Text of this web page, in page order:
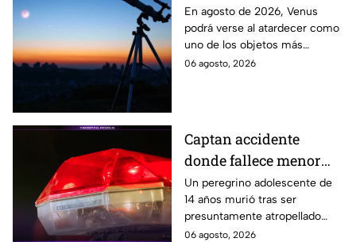
este 2026: ¿Cuándo y
dónde observarlo
desde Puebla?
En agosto de 2026, Venus
podrá verse al atardecer como
uno de los objetos más
brillantes del cielo. Conoce la
06 agosto, 2026
Captan accidente
donde fallece menor
peregrino en Estado de
México
Un peregrino adolescente de
14 años murió tras ser
presuntamente atropellado
mientras entrenaba en
06 agosto, 2026